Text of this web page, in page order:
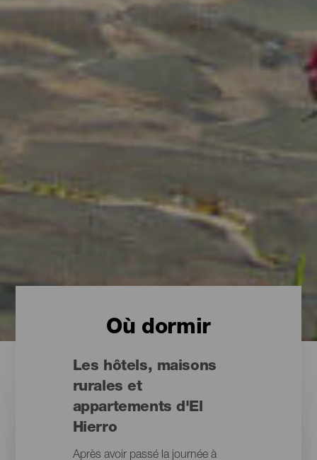
Où dormir
Les hôtels, maisons
rurales et
appartements d'El
Hierro
Après avoir passé la journée à